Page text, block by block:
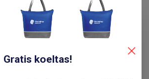
Gratis koeltas!